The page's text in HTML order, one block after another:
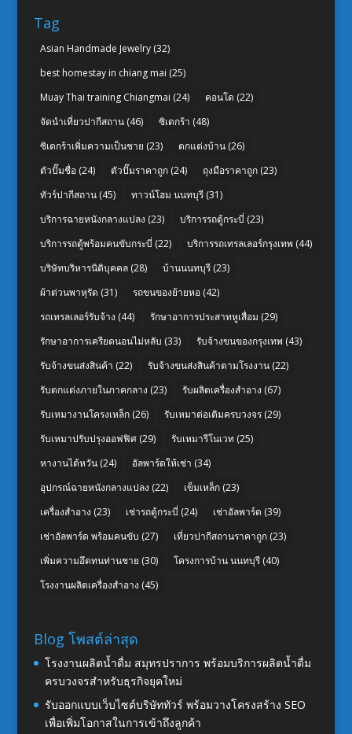
Tag
Asian Handmade Jewelry(32)
best homestay in chiang mai (25)
Muay Thai training Chiangmai (24) คอนโด (22)
จัดนำเที่ยวปากีสถาน(46) ซิเดกร้า (48)
ซิเดกร้าเพิ่มความเป็นชาย (23) ตกแต่งบ้าน(26)
ตัวปั๊มชื่อ(24) ตัวปั๊มราคาถูก(24) ถุงมือราคาถูก(23)
ทัวร์ปากีสถาน(45) ทาวน์โฮม นนทบุรี(31)
บริการฉายหนังกลางแปลง (23) บริการรถตู้กระบี่ (23)
บริการรถตู้พร้อมคนขับกระบี่ (22) บริการรถเทรลเลอร์กรุงเทพ (44)
บริษัทบริหารนิติบุคคล(28) บ้านนนทบุรี(23)
ผ้าต่วนพาหุรัด (31) รถขนของย้ายหอ(42)
รถเทรลเลอร์รับจ้าง (44) รักษาอาการประสาทหูเสื่อม (29)
รักษาอาการเครียดนอนไม่หลับ (33) รับจ้างขนของกรุงเทพ (43)
รับจ้างขนส่งสินค้า (22) รับจ้างขนส่งสินค้าตามโรงงาน(22)
รับตกแต่งภายในภาคกลาง (23) รับผลิตเครื่องสำอาง (67)
รับเหมางานโครงเหล็ก(26) รับเหมาต่อเติมครบวงจร(29)
รับเหมาปรับปรุงออฟฟิศ(29) รับเหมารีโนเวท (25)
หางานไต้หวัน(24) อัลพาร์ดให้เช่า (34)
อุปกรณ์ฉายหนังกลางแปลง (22) เข็มเหล็ก(23)
เครื่องสำอาง (23) เช่ารถตู้กระบี่ (24) เช่าอัลพาร์ด (39)
เช่าอัลพาร์ด พร้อมคนขับ (27) เที่ยวปากีสถานราคาถูก(23)
เพิ่มความอึดทนท่านชาย (30) โครงการบ้าน นนทบุรี(40)
โรงงานผลิตเครื่องสำอาง (45)
Blog โพสต์ล่าสุด
โรงงานผลิตน้ำดื่ม สมุทรปราการ พร้อมบริการผลิตน้ำดื่ม
ครบวงจรสำหรับธุรกิจยุคใหม่
รับออกแบบเว็บไซต์บริษัททัวร์ พร้อมวางโครงสร้าง SEO
เพื่อเพิ่มโอกาสในการเข้าถึงลูกค้า